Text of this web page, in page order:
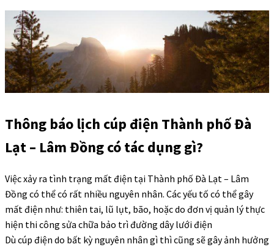
Thông báo lịch cúp điện Thành phố Đà
Lạt – Lâm Đồng có tác dụng gì?
Việc xảy ra tình trạng mất điện tại Thành phố Đà Lạt – Lâm
Đồng có thể có rất nhiều nguyên nhân. Các yếu tố có thể gây
mất điện như: thiên tai, lũ lụt, bão, hoặc do đơn vị quản lý thực
hiện thi công sửa chữa bảo trì đường dây lưới điện
Dù cúp điện do bất kỳ nguyên nhân gì thì cũng sẽ gây ảnh hưởng